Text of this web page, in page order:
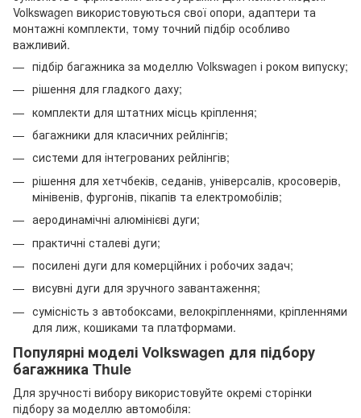
Volkswagen використовуються свої опори, адаптери та
монтажні комплекти, тому точний підбір особливо
важливий.
підбір багажника за моделлю Volkswagen і роком випуску;
рішення для гладкого даху;
комплекти для штатних місць кріплення;
багажники для класичних рейлінгів;
системи для інтегрованих рейлінгів;
рішення для хетчбеків, седанів, універсалів, кросоверів,
мінівенів, фургонів, пікапів та електромобілів;
аеродинамічні алюмінієві дуги;
практичні сталеві дуги;
посилені дуги для комерційних і робочих задач;
висувні дуги для зручного завантаження;
сумісність з автобоксами, велокріпленнями, кріпленнями
для лиж, кошиками та платформами.
Популярні моделі Volkswagen для підбору
багажника Thule
Для зручності вибору використовуйте окремі сторінки
підбору за моделлю автомобіля: